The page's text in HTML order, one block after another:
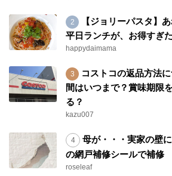
【ジョリーパスタ】
平日ランチが、お得すぎた
happydaimama
コストコの返品方法
間はいつまで？賞味期限
る？
kazu007
母が・・・実家の壁
の網戸補修シールで補修
roseleaf